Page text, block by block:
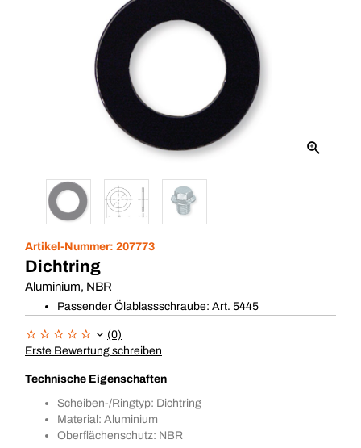
Artikel-Nummer: 207773
Dichtring
Aluminium, NBR
Passender Ölablassschraube: Art. 5445
(0)
Erste Bewertung schreiben
Technische Eigenschaften
Scheiben-/Ringtyp: Dichtring
Material: Aluminium
Oberflächenschutz: NBR